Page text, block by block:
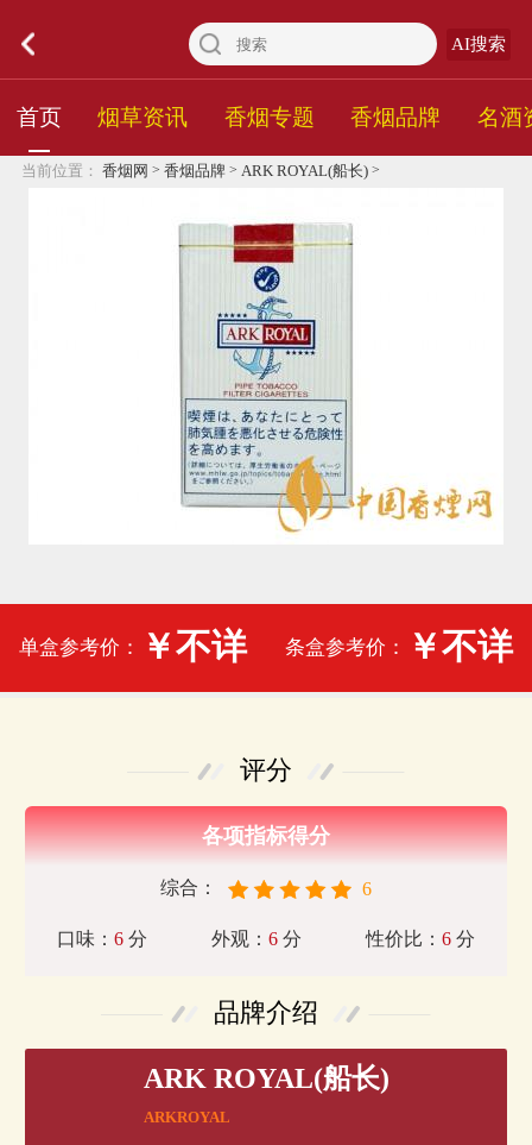
AI搜索
首页 烟草资讯 香烟专题 香烟品牌 名酒
当前位置： 香烟网 > 香烟品牌 > ARK ROYAL(船长)>
单盒参考价： ￥不详 条盒参考价： ￥不详
评分
各项指标得分
综合： 6
口味： 6分 外观： 6 分 性价比：6 分
品牌介绍
ARK ROYAL(船长)
ARKROYAL